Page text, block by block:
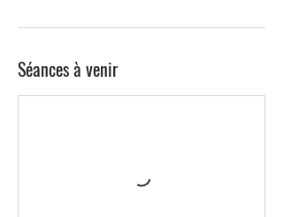
Séances à venir